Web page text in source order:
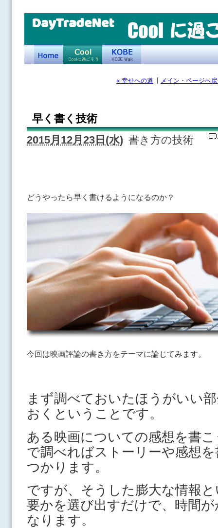
DayTradeNet
« 幸せへの道 メイン・ページへ
早く書く技術
2015月12月23日(水) 書き方の技術
どうやったら早く書けるようになるのか？
今回は映画評論の書き方をテーマに論じてみます。
まず調べておいたほうがいい
おくということです。
ある映画についての感想を書
で調べればストーリーや感想
つかります。
ですが、そうした膨大な情報
要かを選び出すだけで、時間
なります。